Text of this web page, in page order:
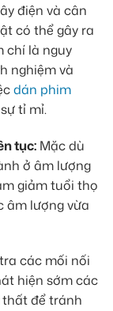
điện và cân
có thể gây ra
chí là nguy
nghiệm và
dán phim
tỉ mỉ.
tục: Mặc dù
ở âm lượng
giảm tuổi thọ
âm lượng vừa
các mối nối
hiện sớm các
thất để tránh